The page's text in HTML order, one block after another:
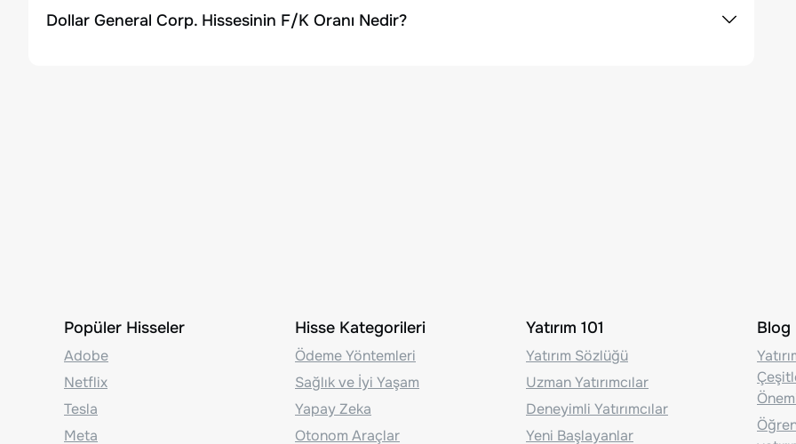
Dollar General Corp. Hissesinin F/K Oranı Nedir?
Popüler Hisseler
Adobe
Netflix
Tesla
Meta
Hisse Kategorileri
Ödeme Yöntemleri
Sağlık ve İyi Yaşam
Yapay Zeka
Otonom Araçlar
Yatırım 101
Yatırım Sözlüğü
Uzman Yatırımcılar
Deneyimli Yatırımcılar
Yeni Başlayanlar
Blog